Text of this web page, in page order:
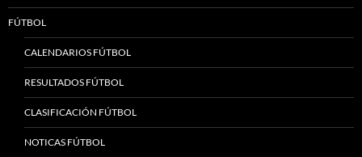
FÚTBOL
CALENDARIOS FÚTBOL
RESULTADOS FÚTBOL
CLASIFICACIÓN FÚTBOL
NOTICAS FÚTBOL